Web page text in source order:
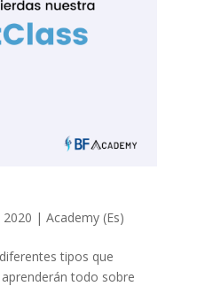
| Academy (Es)
tipos que
aprenderán todo sobre